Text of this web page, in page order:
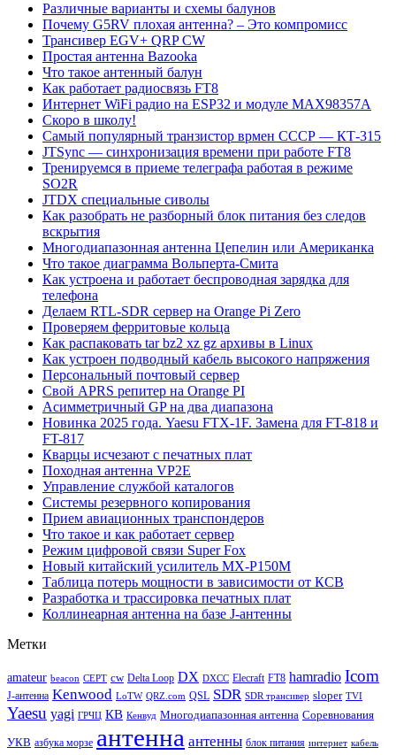
Различные варианты и схемы балунов
Почему G5RV плохая антенна? – Это компромисс
Трансивер EGV+ QRP CW
Простая антенна Bazooka
Что такое антенный балун
Как работает радиосвязь FT8
Интернет WiFi радио на ESP32 и модуле MAX98357A
Скоро в школу!
Самый популярный транзистор врмен СССР — КТ-315
JTSync — синхронизация времени при работе FT8
Тренируемся в приеме телеграфа работая в режиме
SO2R
JTDX специальные сиволы
Как разобрать не разборный блок питания без следов
вскрытия
Многодиапазонная антенна Цепелин или Американка
Что такое диаграмма Вольперта-Смита
Как устроена и работает беспроводная зарядка для
телефона
Делаем RTL-SDR сервер на Orange Pi Zero
Проверяем ферритовые кольца
Как распаковать tar bz2 xz gz архивы в Linux
Как устроен подводный кабель высокого напряжения
Персональный почтовый сервер
Свой APRS репитер на Orange PI
Асимметричный GP на два диапазона
Новинка 2025 года. Yaesu FTX-1F. Замена для FT-818 и
FT-817
Кварцы исчезают с печатных плат
Походная антенна VP2E
Управление службой каталогов
Системы резервного копирования
Прием авиационных транспондеров
Что такое и как работает сервер
Режим цифровой связи Super Fox
Новый китайский усилитель MX-P150M
Таблица потерь мощности в зависимости от КСВ
Разработка и трассировка печатных плат
Коллинеарная антенна на базе J-антенны
Метки
amateur beacon CEPT cw Delta Loop DX DXCC Elecraft FT8 hamradio Icom
J-антенна Kenwood LoTW QRZ.com QSL SDR SDR трансивер sloper TVI
Yaesu yagi ГРЧЦ КВ Кенвуд Многодиапазонная антенна Соревнования
УКВ азбука морзе антенна антенны блок питания интернет кабель